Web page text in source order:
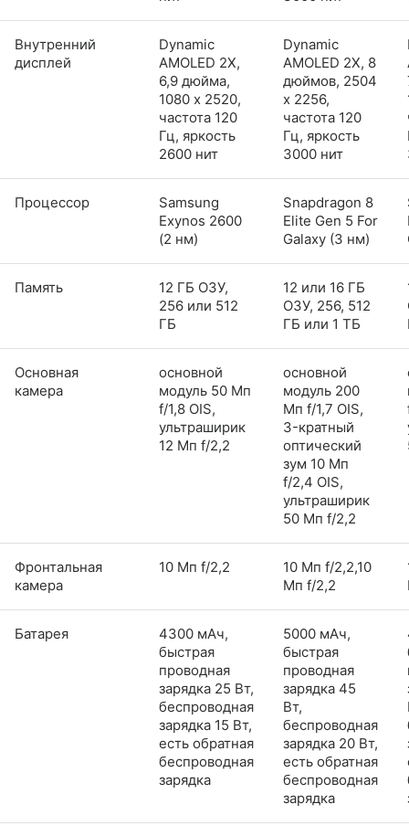
Внутренний
дисплей
Dynamic
AMOLED 2X,
6,9 дюйма,
1080 x 2520,
частота 120
Гц, яркость
2600 нит
Dynamic
AMOLED 2X, 8
дюймов, 2504
x 2256,
частота 120
Гц, яркость
3000 нит
Процессор
Samsung
Exynos 2600
(2 нм)
Snapdragon 8
Elite Gen 5 For
Galaxy (3 нм)
Память
12 ГБ ОЗУ,
256 или 512
ГБ
12 или 16 ГБ
ОЗУ, 256, 512
ГБ или 1 ТБ
Основная
камера
основной
модуль 50 Мп
f/1,8 OIS,
ультраширик
12 Мп f/2,2
основной
модуль 200
Мп f/1,7 OIS,
3-кратный
оптический
зум 10 Мп
f/2,4 OIS,
ультраширик
50 Мп f/2,2
Фронтальная
камера
10 Мп f/2,2
10 Мп f/2,2,10
Мп f/2,2
Батарея
4300 мАч,
быстрая
проводная
зарядка 25 Вт,
беспроводная
зарядка 15 Вт,
есть обратная
беспроводная
зарядка
5000 мАч,
быстрая
проводная
зарядка 45
Вт,
беспроводная
зарядка 20 Вт,
есть обратная
беспроводная
зарядка